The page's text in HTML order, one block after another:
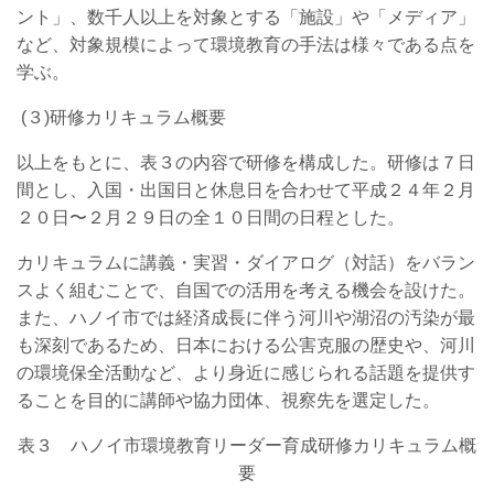
ント」、数千人以上を対象とする「施設」や「メディア」
など、対象規模によって環境教育の手法は様々である点を
学ぶ。
(３)研修カリキュラム概要
以上をもとに、表３の内容で研修を構成した。研修は７日
間とし、入国・出国日と休息日を合わせて平成２４年２月
２０日〜２月２９日の全１０日間の日程とした。
カリキュラムに講義・実習・ダイアログ（対話）をバラン
スよく組むことで、自国での活用を考える機会を設けた。
また、ハノイ市では経済成長に伴う河川や湖沼の汚染が最
も深刻であるため、日本における公害克服の歴史や、河川
の環境保全活動など、より身近に感じられる話題を提供す
ることを目的に講師や協力団体、視察先を選定した。
表３ ハノイ市環境教育リーダー育成研修カリキュラム概
要